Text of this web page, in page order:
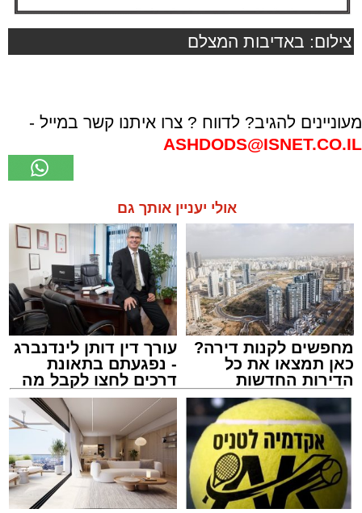
צילום: באדיבות המצלם
מעוניינים להגיב? לדווח ? צרו איתנו קשר במייל -
ASHDODS@ISNET.CO.IL
אולי יעניין אותך גם
מחפשים לקנות דירה?
כאן תמצאו את כל
הדירות החדשות
למכירה באשדוד >>>
עורך דין דותן לינדנברג
- נפגעתם בתאונת
דרכים לחצו לקבל מה
שמגיע לכם